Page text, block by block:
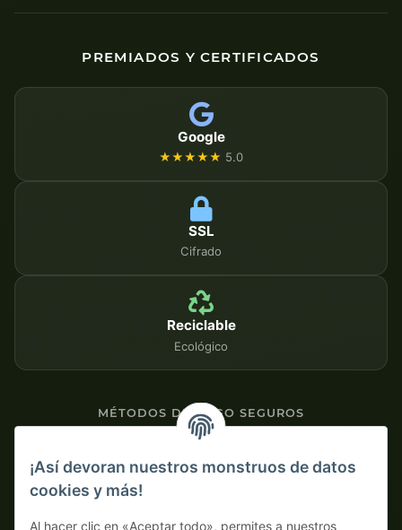
PREMIADOS Y CERTIFICADOS
Google
★★★★★ 5.0
SSL
Cifrado
Reciclable
Ecológico
MÉTODOS DE PAGO SEGUROS
Pago por adelantado con descuento
¡Así devoran nuestros monstruos de datos
cookies y más!
Al hacer clic en «Aceptar todo», permites a nuestros